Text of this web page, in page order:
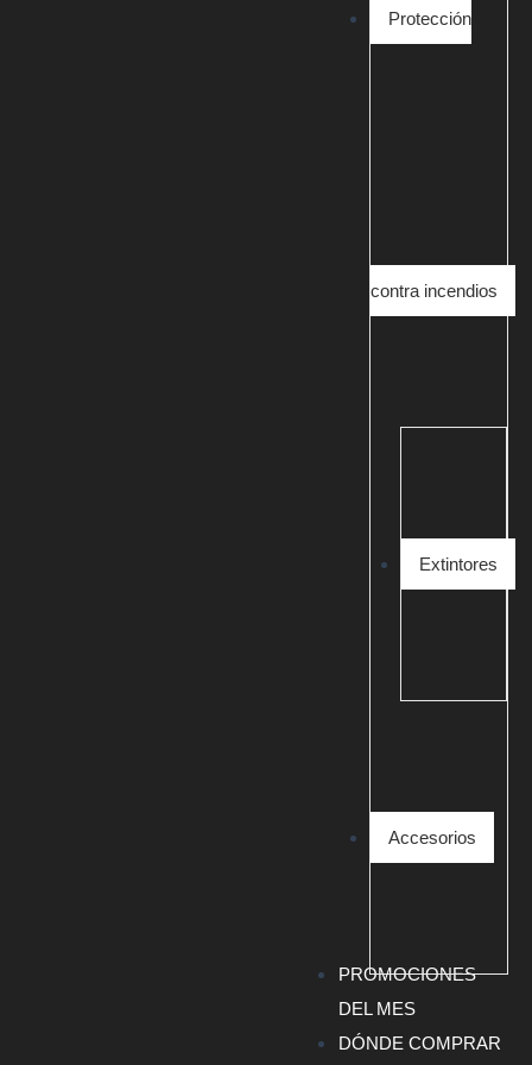
Protección
contra incendios
Extintores
Accesorios
PROMOCIONES
DEL MES
DÓNDE COMPRAR